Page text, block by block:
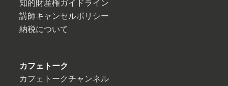
知的財産権ガイドライン
講師キャンセルポリシー
納税について
カフェトーク
カフェトークチャンネル